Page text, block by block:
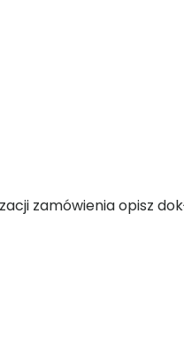
zamówienia opisz